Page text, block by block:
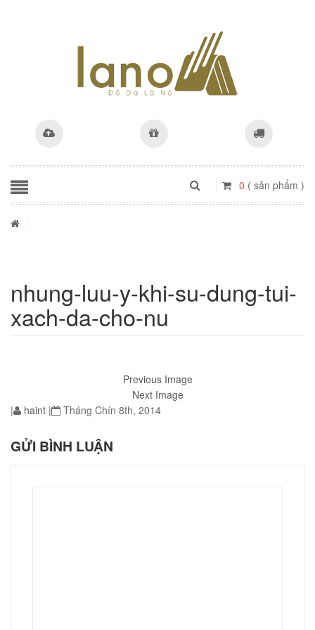
0 ( sản phẩm )
nhung-luu-y-khi-su-dung-tui-
xach-da-cho-nu
Previous Image
Next Image
|
haint | Tháng Chín 8th, 2014
GỬI BÌNH LUẬN